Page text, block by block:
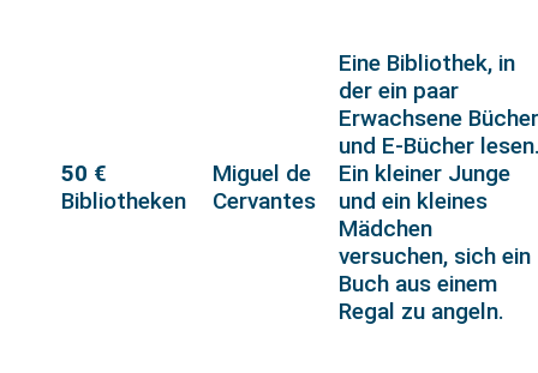
50 €
Bibliotheken
Miguel de
Cervantes
Eine Bibliothek, in
der ein paar
Erwachsene Bücher
und E-Bücher
Ein kleiner Junge
und ein kleines
Mädchen
versuchen, sich ein
Buch aus einem
Regal zu angeln.